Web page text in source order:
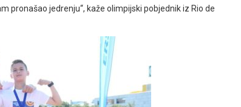
pronašao jedrenju“, kaže olimpijski pobjednik iz Rio de